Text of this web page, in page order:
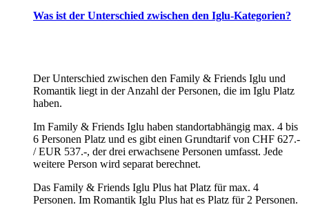
Was ist der Unterschied zwischen den Iglu-Kategorien?
Der Unterschied zwischen den Family & Friends Iglu und
Romantik liegt in der Anzahl der Personen, die im Iglu Platz
haben.
Im Family & Friends Iglu haben standortabhängig max. 4 bis
6 Personen Platz und es gibt einen Grundtarif von CHF 627.-
/ EUR 537.-, der drei erwachsene Personen umfasst. Jede
weitere Person wird separat berechnet.
Das Family & Friends Iglu Plus hat Platz für max. 4
Personen. Im Romantik Iglu Plus hat es Platz für 2 Personen.